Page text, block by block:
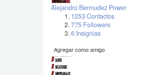
Alejandro Bermudez Power
1253 Contactos
775 Followers
6 Insignias
Agregar como amigo